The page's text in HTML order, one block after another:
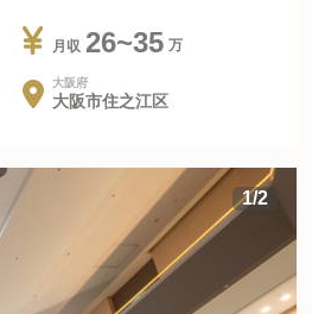
月収 26~35
大阪府
大阪市住之江区
1/2